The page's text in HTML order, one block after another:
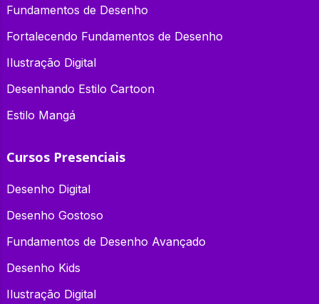
Fundamentos de Desenho
Fortalecendo Fundamentos de Desenho
Ilustração Digital
Desenhando Estilo Cartoon
Estilo Mangá
Cursos Presenciais
Desenho Digital
Desenho Gostoso
Fundamentos de Desenho Avançado
Desenho Kids
Ilustração Digital